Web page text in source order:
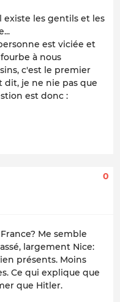
existe les gentils et les
est viciée et
à nous
c'est le premier
dit, je ne nie pas que
est donc :
0
Me semble
largement Nice:
présents. Moins
Ce qui explique que
que Hitler.